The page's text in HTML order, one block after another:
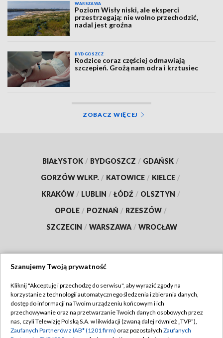
WARSZAWA
Poziom Wisły niski, ale eksperci
przestrzegają: nie wolno przechodzić,
nadal jest groźna
BYDGOSZCZ
Rodzice coraz częściej odmawiają
szczepień. Grożą nam odra i krztusiec
ZOBACZ WIĘCEJ
BIAŁYSTOK / BYDGOSZCZ / GDAŃSK /
GORZÓW WLKP. / KATOWICE / KIELCE /
KRAKÓW / LUBLIN / ŁÓDŹ / OLSZTYN /
OPOLE / POZNAŃ / RZESZÓW /
SZCZECIN / WARSZAWA / WROCŁAW
TVP
Abonament TVP
Emisja w TVP
Regulamin TVP
Polityka prywatności
Szanujemy Twoją prywatność
Kliknij "Akceptuję i przechodzę do serwisu", aby wyrazić zgody na
korzystanie z technologii automatycznego śledzenia i zbierania danych,
dostęp do informacji na Twoim urządzeniu końcowym i ich
przechowywanie oraz na przetwarzanie Twoich danych osobowych przez
nas, czyli Telewizję Polską S.A. w likwidacji (zwaną dalej również „TVP”),
Zaufanych Partnerów z IAB* (1201 firm) oraz pozostałych Zaufanych